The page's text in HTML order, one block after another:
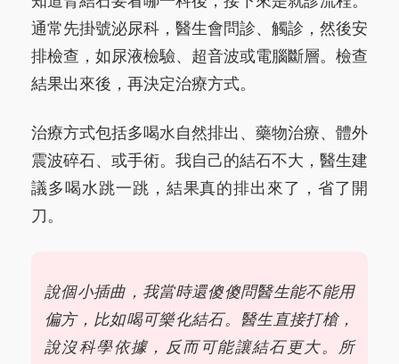
通常先掛號泌尿科，醫生會問診、觸診，然後安
排檢查，如尿液檢驗、超音波或電腦斷層。檢查
結果出來後，再決定治療方式。
治療方式包括多喝水自然排出、藥物治療、體外
震波碎石、或手術。我自己的結石不大，醫生建
議多喝水跳一跳，結果真的排出來了，省了開
刀。
說個小插曲，我當時還傻傻問醫生能不能用
偏方，比如喝可樂化結石。醫生直接打槍，
說沒科學依據，反而可能讓結石更大。所